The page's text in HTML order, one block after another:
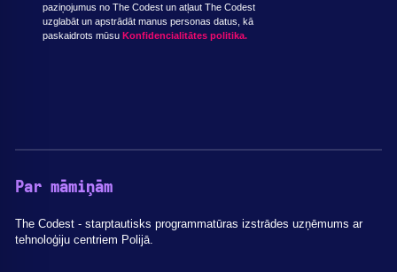
paziņojumus no The Codest un atļaut The Codest
uzglabāt un apstrādāt manus personas datus, kā
paskaidrots mūsu Konfidencialitātes politika.
Par māmiņām
The Codest - starptautisks programmatūras izstrādes uzņēmums ar
tehnoloģiju centriem Polijā.